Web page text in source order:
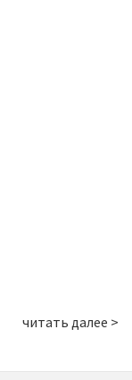
читать далее >